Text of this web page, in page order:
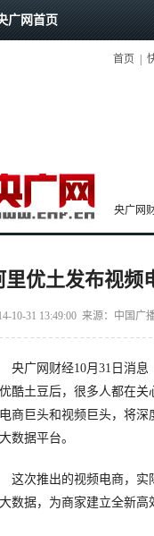
广网首页
首页
央广网
里优土发布视频
10-31 13:49:00 来源： 中国广
广网财经10月31日消息
酷土豆后，很多人都在
商巨头和视频巨头，将
数据平台。
次推出的视频电商，实际
数据，为商家建立全新高